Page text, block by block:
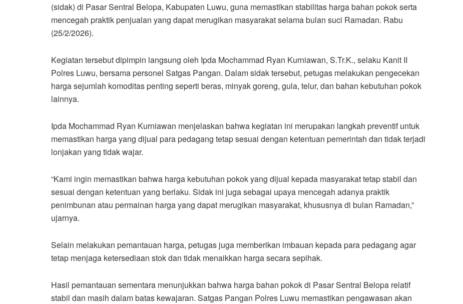
(sidak) di Pasar Sentral Belopa, Kabupaten Luwu, guna memastikan stabilitas harga bahan pokok serta
mencegah praktik penjualan yang dapat merugikan masyarakat selama bulan suci Ramadan. Rabu
(25/2/2026).
Kegiatan tersebut dipimpin langsung oleh Ipda Mochammad Ryan Kurniawan, S.Tr.K., selaku Kanit II
Polres Luwu, bersama personel Satgas Pangan. Dalam sidak tersebut, petugas melakukan pengecekan
harga sejumlah komoditas penting seperti beras, minyak goreng, gula, telur, dan bahan kebutuhan pokok
lainnya.
Ipda Mochammad Ryan Kurniawan menjelaskan bahwa kegiatan ini merupakan langkah preventif untuk
memastikan harga yang dijual para pedagang tetap sesuai dengan ketentuan pemerintah dan tidak terjadi
lonjakan yang tidak wajar.
“Kami ingin memastikan bahwa harga kebutuhan pokok yang dijual kepada masyarakat tetap stabil dan
sesuai dengan ketentuan yang berlaku. Sidak ini juga sebagai upaya mencegah adanya praktik
penimbunan atau permainan harga yang dapat merugikan masyarakat, khususnya di bulan Ramadan,”
ujarnya.
Selain melakukan pemantauan harga, petugas juga memberikan imbauan kepada para pedagang agar
tetap menjaga ketersediaan stok dan tidak menaikkan harga secara sepihak.
Hasil pemantauan sementara menunjukkan bahwa harga bahan pokok di Pasar Sentral Belopa relatif
stabil dan masih dalam batas kewajaran. Satgas Pangan Polres Luwu memastikan pengawasan akan